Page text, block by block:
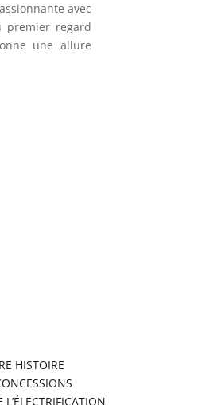
avec
premier regard
une allure
HISTOIRE